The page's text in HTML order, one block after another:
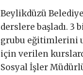
Beylikdüzü
derslere başladı. 3
grubu eğitimlerini
için verilen
Sosyal İşler